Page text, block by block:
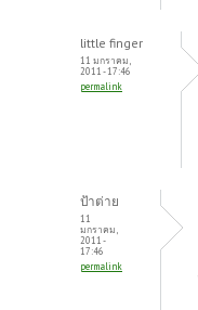
little finger
11 มกราคม,
2011 - 17:46
permalink
ป้าต่าย
11
มกราคม,
2011 -
17:46
permalink